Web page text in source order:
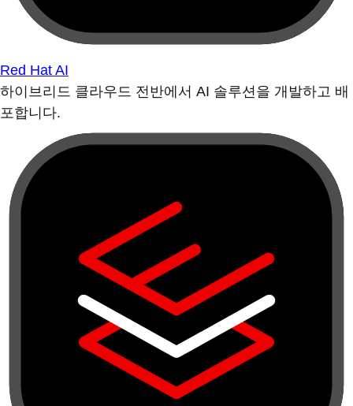
Red Hat AI
하이브리드 클라우드 전반에서 AI 솔루션을 개발하고 배
포합니다.